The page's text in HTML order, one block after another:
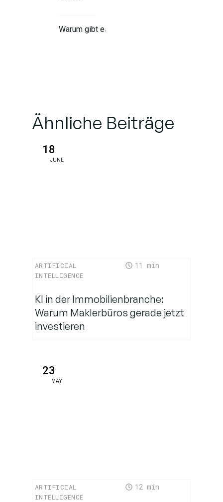
Warum gibt es
Bilderzeugung?
Gedanke
Ähnliche Beiträge
18
JUNE
ARTIFICIAL
INTELLIGENCE
11
KI in der Immobilienbranche:
Warum Maklerbüros gerade jetzt
investieren
23
MAY
ARTIFICIAL
INTELLIGENCE
12